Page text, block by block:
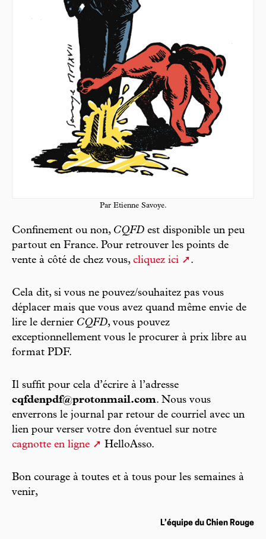
Par Etienne Savoye.
Confinement ou non, CQFD est disponible un peu
partout en France. Pour retrouver les points de
vente à côté de chez vous, cliquez ici .
Cela dit, si vous ne pouvez/souhaitez pas vous
déplacer mais que vous avez quand même envie de
lire le dernier CQFD, vous pouvez
exceptionnellement vous le procurer à prix libre au
format PDF.
Il suffit pour cela d’écrire à l’adresse
cqfdenpdf@protonmail.com. Nous vous
enverrons le journal par retour de courriel avec un
lien pour verser votre don éventuel sur notre
cagnotte en ligne
HelloAsso.
Bon courage à toutes et à tous pour les semaines à
venir,
L’équipe du Chien Rouge